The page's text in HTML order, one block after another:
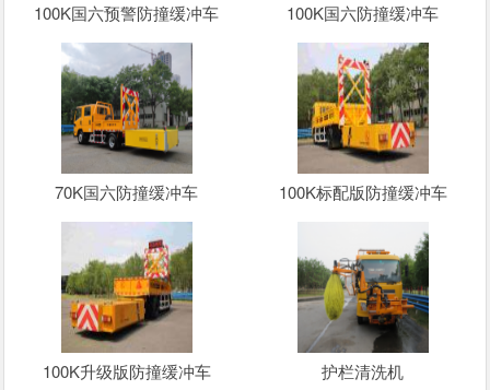
100K国六预警防撞缓冲车 100K国六防撞缓冲车
70K国六防撞缓冲车 100K标配版防撞缓冲车
100K升级版防撞缓冲车 护栏清洗机